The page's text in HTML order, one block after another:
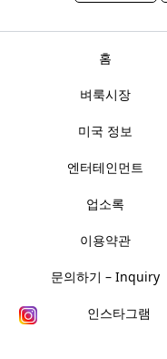
홈
벼룩시장
미국 정보
엔터테인먼트
업소록
이용약관
문의하기 – Inquiry
인스타그램